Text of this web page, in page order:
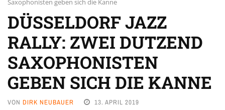
Saxophonisten geben sich die Kanne
DÜSSELDORF JAZZ
RALLY: ZWEI DUTZEND
SAXOPHONISTEN
GEBEN SICH DIE KANNE
VON DIRK NEUBAUER 13. APRIL 2019